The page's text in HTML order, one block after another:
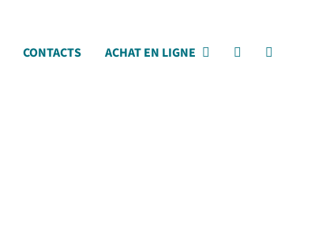
CONTACTS ACHAT EN LIGNE